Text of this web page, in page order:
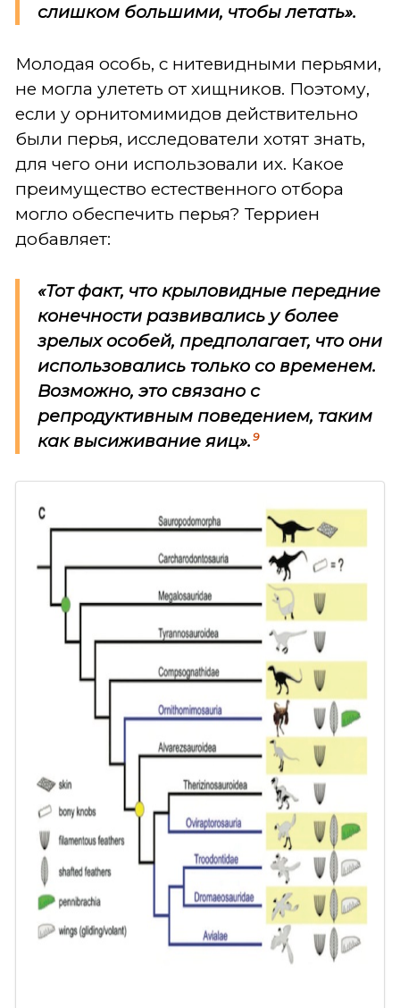
слишком большими, чтобы летать».
Молодая особь, с нитевидными перьями,
не могла улететь от хищников. Поэтому,
если у орнитомимидов действительно
были перья, исследователи хотят знать,
для чего они использовали их. Какое
преимущество естественного отбора
могло обеспечить перья? Терриен
добавляет:
«Тот факт, что крыловидные передние
конечности развивались у более
зрелых особей, предполагает, что они
использовались только со временем.
Возможно, это связано с
репродуктивным поведением, таким
как высиживание яиц». 9